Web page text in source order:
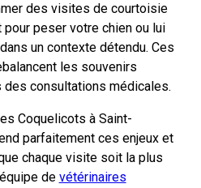
des visites de courtoisie
peser votre chien ou lui
un contexte détendu. Ces
les souvenirs
consultations médicales.
Coquelicots à Saint-
parfaitement ces enjeux et
chaque visite soit la plus
de vétérinaires